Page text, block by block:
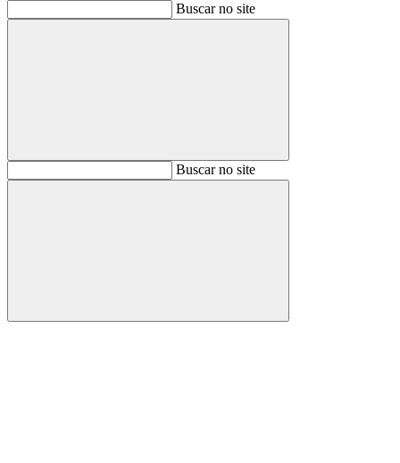
Buscar no site
BuscarBuscar no site
Buscar